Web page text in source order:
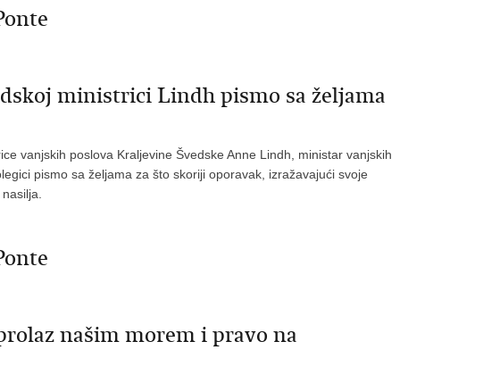
ministrici Lindh pismo sa željama
vanjskih poslova Kraljevine Švedske Anne Lindh, ministar vanjskih
pismo sa željama za što skoriji oporavak, izražavajući svoje
našim morem i pravo na